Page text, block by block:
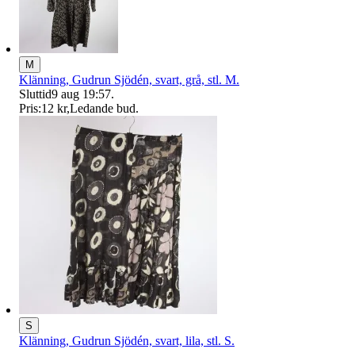
M
Klänning, Gudrun Sjödén, svart, grå, stl. M.
Sluttid9 aug 19:57.
Pris:12 kr,Ledande bud.
S
Klänning, Gudrun Sjödén, svart, lila, stl. S.